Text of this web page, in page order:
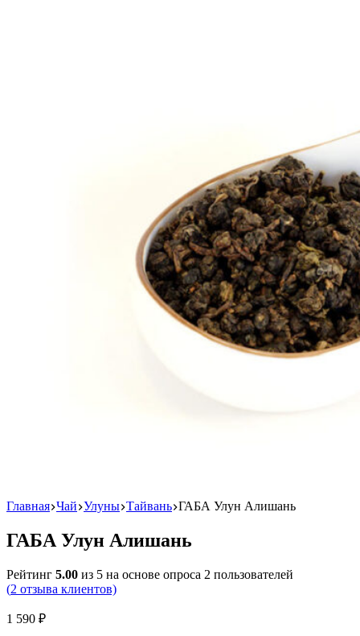
Главная Чай Улуны Тайвань ГАБА Улун Алишань
ГАБА Улун Алишань
Рейтинг 5.00 из 5 на основе опроса 2 пользователей
(2 отзыва клиентов)
1 590 ₽